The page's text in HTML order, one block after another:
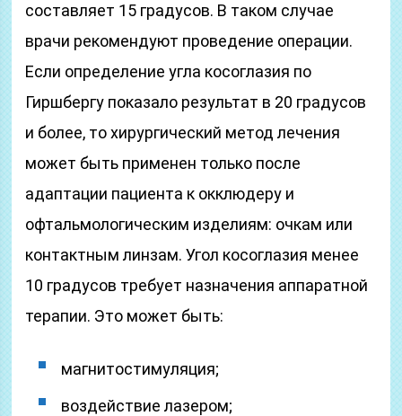
составляет 15 градусов. В таком случае
врачи рекомендуют проведение операции.
Если определение угла косоглазия по
Гиршбергу показало результат в 20 градусов
и более, то хирургический метод лечения
может быть применен только после
адаптации пациента к окклюдеру и
офтальмологическим изделиям: очкам или
контактным линзам. Угол косоглазия менее
10 градусов требует назначения аппаратной
терапии. Это может быть:
магнитостимуляция;
воздействие лазером;